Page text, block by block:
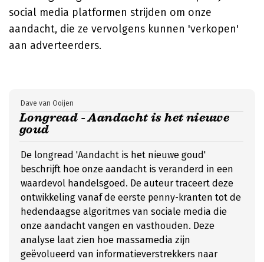
social media platformen strijden om onze
aandacht, die ze vervolgens kunnen 'verkopen'
aan adverteerders.
Longread - Aandacht is het nieuwe
goud
Dave van Ooijen
De longread 'Aandacht is het nieuwe goud'
beschrijft hoe onze aandacht is veranderd in een
waardevol handelsgoed. De auteur traceert deze
ontwikkeling vanaf de eerste penny-kranten tot de
hedendaagse algoritmes van sociale media die
onze aandacht vangen en vasthouden. Deze
analyse laat zien hoe massamedia zijn
geëvolueerd van informatieverstrekkers naar